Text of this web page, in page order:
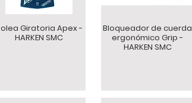
Giratoria Apex -
HARKEN SMC
Bloqueador de cuerda
ergonómico Grip -
HARKEN SMC